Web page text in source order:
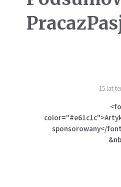
15 lat
sponsorowany</